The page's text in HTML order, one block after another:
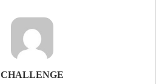
CHALLENGE